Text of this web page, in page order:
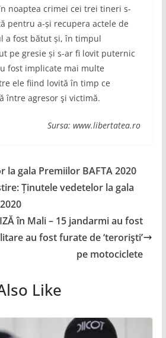
noaptea crimei cei trei tineri s-
pentru a-și recupera actele de
a fost bătut și, în timpul
pe gresie și s-ar fi lovit puternic
fost implicate mai multe
ele fiind lovită în timp ce
între agresor şi victimă.
Sursa: www.libertatea.ro
la gala Premiilor BAFTA 2020
Ținutele vedetelor la gala
în Mali – 15 jandarmi au fost
au fost furate de ‘terorişti’
pe motociclete
Like